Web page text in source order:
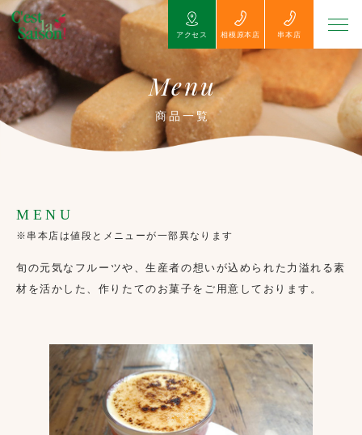
アクセス 相模原本店 串本店
Menu
商品一覧
MENU
※串本店は値段とメニューが一部異なります
旬の元気なフルーツや、生産者の想いが込められた力溢れる素
材を活かした、作りたてのお菓子をご用意しております。